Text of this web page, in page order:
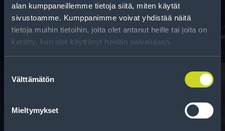
alan kumppaneillemme tietoja siitä, miten käytät
sivustoamme. Kumppanimme voivat yhdistää näitä
tietoja muihin tietoihin, joita olet antanut heille tai joita on
kerätty, kun olet käyttänyt heidän palvelujaan.
valinta
Välttämätön
Mieltymykset
Tee ostoksesi RengasCenter-tilillä. Saat
maksuaikaa renkaillesi.